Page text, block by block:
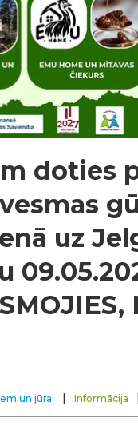
doties
uz
un jūrai | Informācija |